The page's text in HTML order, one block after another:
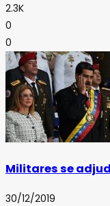
2.3K
0
0
Militares se
30/12/2019